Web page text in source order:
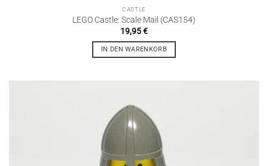
CASTLE
LEGO Castle: Scale Mail (CAS154)
19,95€
IN DEN WARENKORB